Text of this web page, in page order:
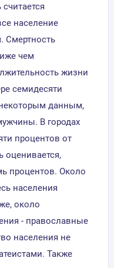
население
Смертность
чем
жизни
семидесяти
данным,
В городах
процентов от
оценивается,
процентов. Около
населения
около
- православные
населения не
Также